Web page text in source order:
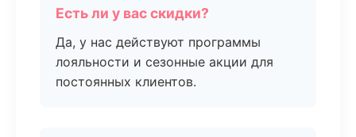
Есть ли у вас скидки?
Да, у нас действуют программы
лояльности и сезонные акции для
постоянных клиентов.